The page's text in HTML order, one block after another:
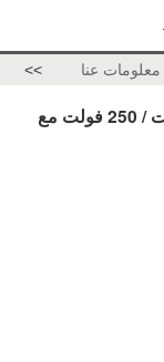
معلومات عنا >>
مرشح EMI Power Inlte عالي الأداء 110 فولت / 250 فولت مع